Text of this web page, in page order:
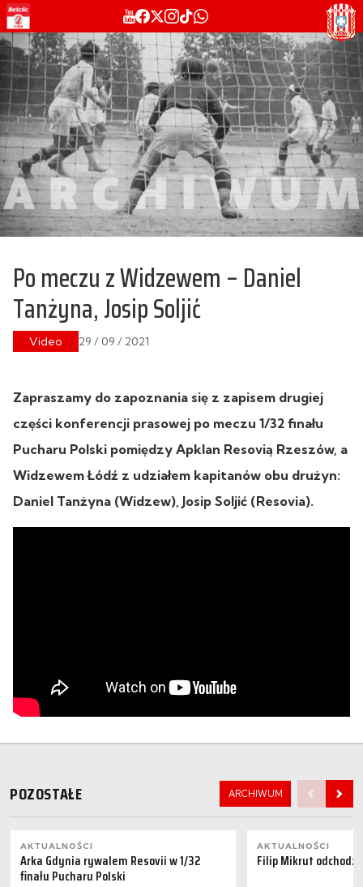
Po meczu z Widzewem – Daniel
Tanżyna, Josip Soljić
Video 29 / 09 / 2021
Zapraszamy do zapoznania się z zapisem drugiej
części konferencji prasowej po meczu 1/32 finału
Pucharu Polski pomiędzy Apklan Resovią Rzeszów, a
Widzewem Łódź z udziałem kapitanów obu drużyn:
Daniel Tanżyna (Widzew), Josip Soljić (Resovia).
POZOSTAŁE ARCHIWUM
AKTUALNOŚCI
Arka Gdynia rywalem Resovii w 1/32
finału Pucharu Polski
AKTUALNOŚCI
Filip Mikrut